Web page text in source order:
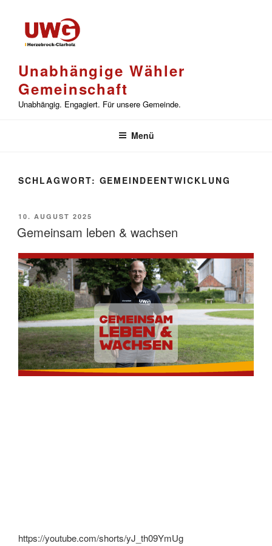
springen
Unabhängige Wähler
Gemeinschaft
Unabhängig. Engagiert. Für unsere Gemeinde.
Menü
SCHLAGWORT: GEMEINDEENTWICKLUNG
VERÖFFENTLICHT
AM
10. AUGUST 2025
Gemeinsam leben & wachsen
https://youtube.com/shorts/yJ_th09YmUg